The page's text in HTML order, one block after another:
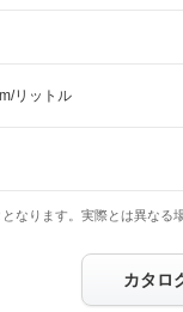
リットル
なります。実際とは異なる
カタロ